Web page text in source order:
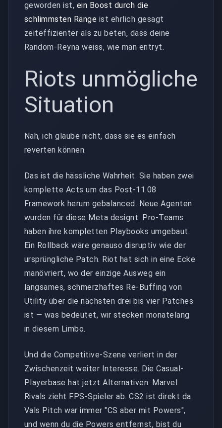
geworden ist, ein Boost durch die
schlimmsten Ränge ist ehrlich gesagt
zeiteffizienter als zu beten, dass deine
Random-Reyna weiss, wie man entryt.
Riots unmögliche
Situation
Nah, ich glaube nicht, dass sie es einfach
reverten können.
Das ist die hässliche Wahrheit. Sie haben zwei
komplette Acts um das Post-11.08
Framework herum gebalanced. Neue Agenten
wurden für diese Meta designt. Pro-Teams
haben ihre kompletten Playbooks umgebaut.
Ein Rollback wäre genauso disruptiv wie der
ursprüngliche Patch. Riot hat sich in eine Ecke
manövriert, wo der einzige Ausweg ein
langsames, schmerzhaftes Re-Buffing von
Utility über die nächsten drei bis vier Patches
ist — was bedeutet, wir stecken monatelang
in diesem Limbo.
Und die Competitive-Szene verliert in der
Zwischenzeit weiter Interesse. Die Casual-
Playerbase hat jetzt Alternativen. Marvel
Rivals zieht FPS-Spieler ab. CS2 ist direkt da.
Vals Pitch war immer "CS aber mit Powers",
und wenn du die Powers entfernst, bist du